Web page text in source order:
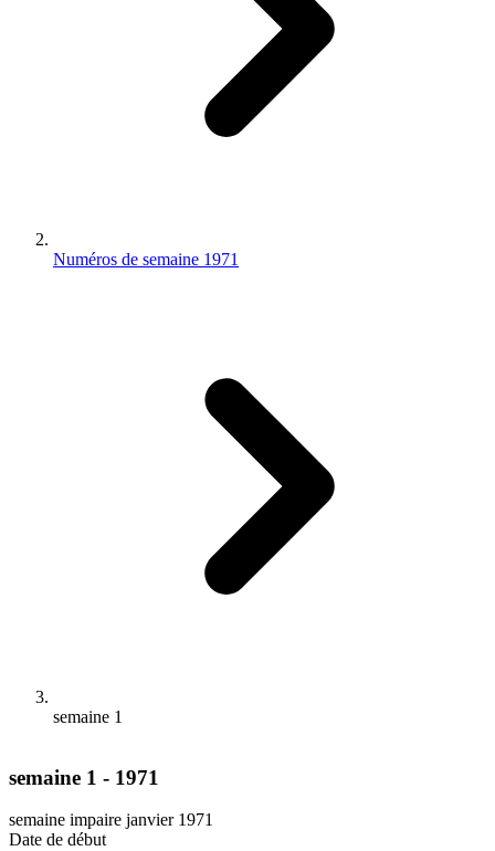
Numéros de semaine 1971
semaine 1
semaine 1 - 1971
semaine impaire janvier 1971
Date de début